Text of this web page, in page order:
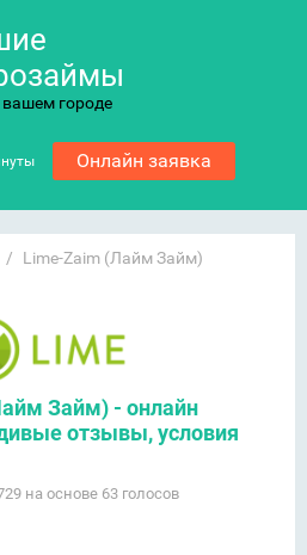
городе
Онлайн заявка
/ Lime-Zaim (Лайм Займ)
Займ) - онлайн
отзывы, условия
на основе 63 голосов